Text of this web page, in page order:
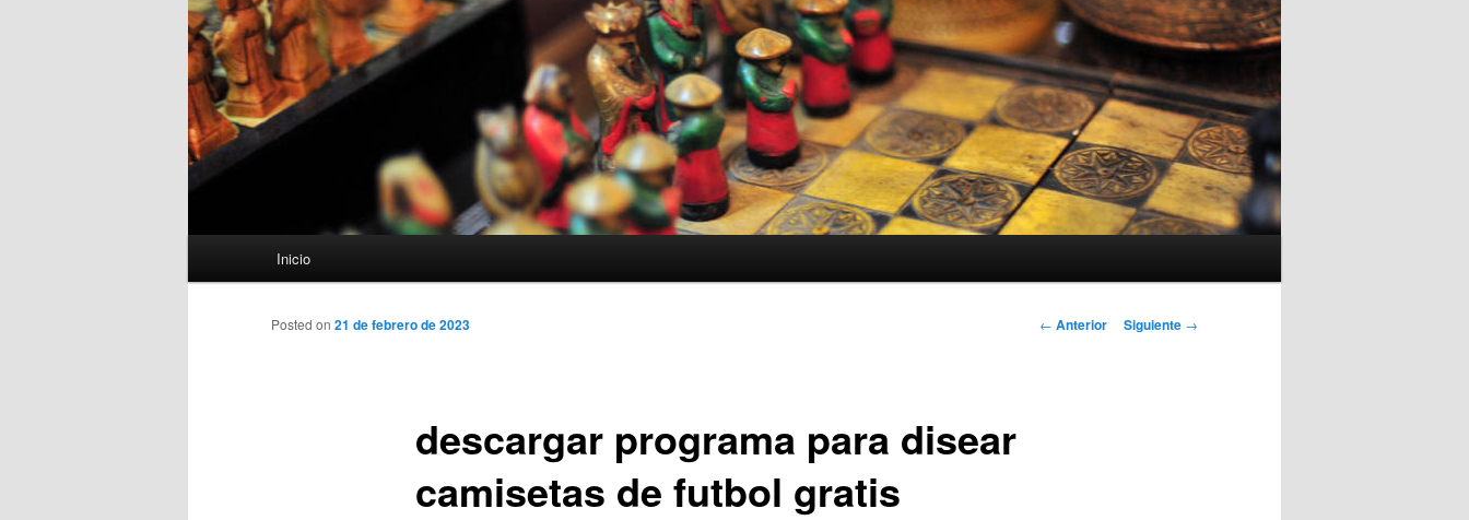
Inicio
Navegación
← Anterior Siguiente →
descargar programa para disear
camisetas de futbol gratis
Posted on 21 de febrero de 2023